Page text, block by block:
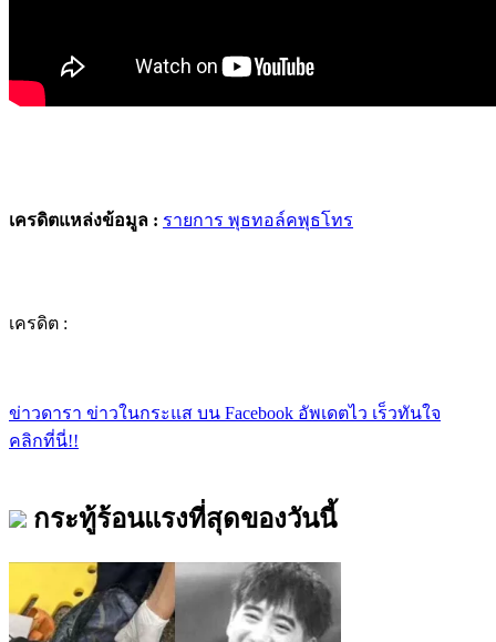
เครดิตแหล่งข้อมูล : รายการ พุธทอล์คพุธโทร
เครดิต :
ข่าวดารา ข่าวในกระแส บน Facebook อัพเดตไว เร็วทันใจ
คลิกที่นี่!!
กระทู้ร้อนแรงที่สุดของวันนี้